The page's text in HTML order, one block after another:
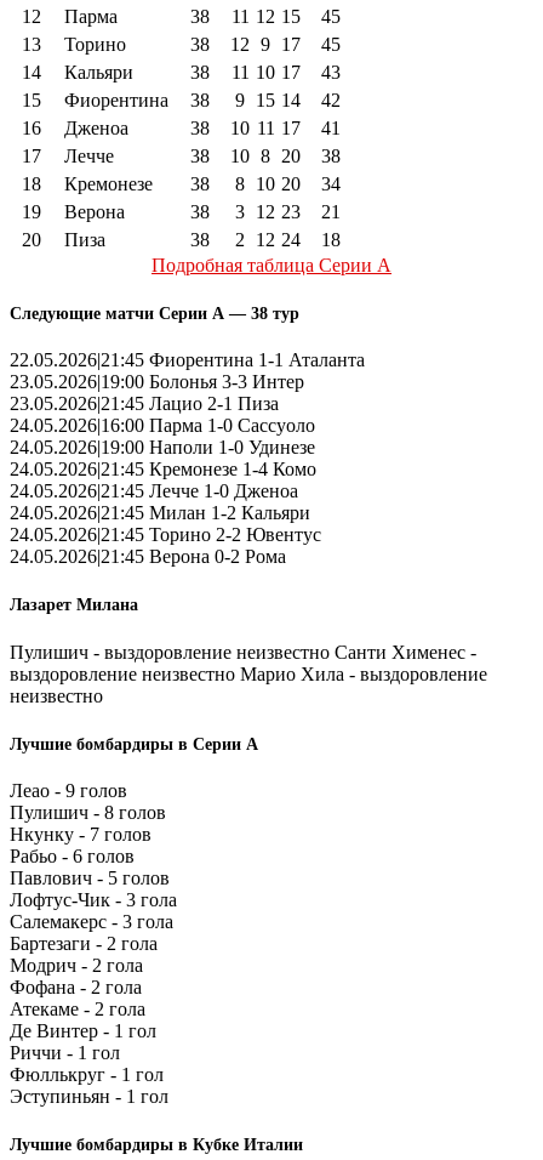
12
Парма 38 11 12 15
45
13
Торино 38 12 9 17
45
14
Кальяри 38 11 10 17
43
15
Фиорентина 38 9 15 14
42
16
Дженоа 38 10 11 17
41
17
Лечче 38 10 8 20
38
18
Кремонезе 38 8 10 20
34
19
Верона 38 3 12 23
21
20
Пиза 38 2 12 24
18
Подробная таблица Серии А
Следующие матчи Серии А — 38 тур
22.05.2026|21:45 Фиорентина 1-1 Аталанта
23.05.2026|19:00 Болонья 3-3 Интер
23.05.2026|21:45 Лацио 2-1 Пиза
24.05.2026|16:00 Парма 1-0 Сассуоло
24.05.2026|19:00 Наполи 1-0 Удинезе
24.05.2026|21:45 Кремонезе 1-4 Комо
24.05.2026|21:45 Лечче 1-0 Дженоа
24.05.2026|21:45 Милан 1-2 Кальяри
24.05.2026|21:45 Торино 2-2 Ювентус
24.05.2026|21:45 Верона 0-2 Рома
Лазарет Милана
Пулишич - выздоровление неизвестно Санти Хименес -
выздоровление неизвестно Марио Хила - выздоровление
неизвестно
Лучшие бомбардиры в Серии А
Леао - 9 голов
Пулишич - 8 голов
Нкунку - 7 голов
Рабьо - 6 голов
Павлович - 5 голов
Лофтус-Чик - 3 гола
Салемакерс - 3 гола
Бартезаги - 2 гола
Модрич - 2 гола
Фофана - 2 гола
Атекаме - 2 гола
Де Винтер - 1 гол
Риччи - 1 гол
Фюллькруг - 1 гол
Эступиньян - 1 гол
Лучшие бомбардиры в Кубке Италии